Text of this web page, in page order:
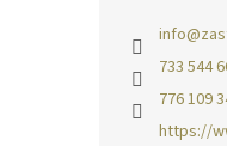
info@
733 544
776 109
https://